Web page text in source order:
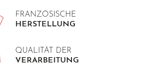
FRANZÖSISCHE
HERSTELLUNG
QUALITÄT DER
VERARBEITUNG